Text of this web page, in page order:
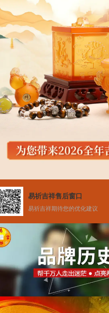
易祈吉祥售后窗口
易祈吉祥期待您的优化建议